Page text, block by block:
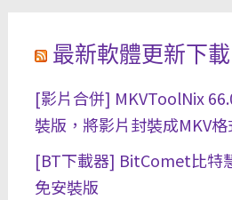
最新軟體更新下載
[影片合併] MKVToolNix
裝版，將影片封裝成MKV格
[BT下載器] BitComet比特
免安裝版